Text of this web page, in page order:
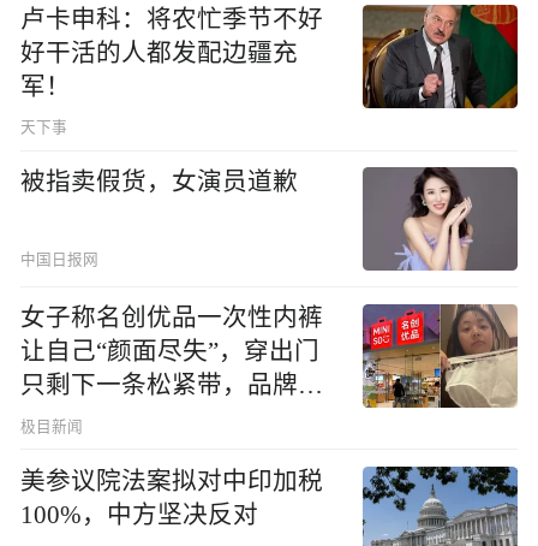
卢卡申科：将农忙季节不好
好干活的人都发配边疆充
军！
天下事
被指卖假货，女演员道歉
中国日报网
女子称名创优品一次性内裤
让自己“颜面尽失”，穿出门
只剩下一条松紧带，品牌回
应
极目新闻
美参议院法案拟对中印加税
100%，中方坚决反对